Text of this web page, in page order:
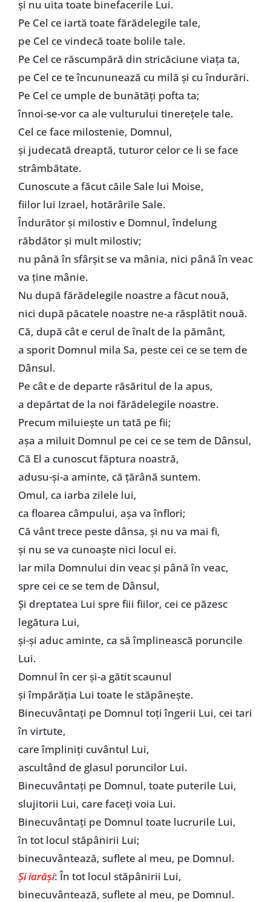
şi nu uita toate binefacerile Lui.
Pe Cel ce iartă toate fărădelegile tale,
pe Cel ce vindecă toate bolile tale.
Pe Cel ce răscumpără din stricăciune viaţa ta,
pe Cel ce te încununează cu milă şi cu îndurări.
Pe Cel ce umple de bunătăţi pofta ta;
înnoi-se-vor ca ale vulturului tinereţele tale.
Cel ce face milostenie, Domnul,
şi judecată dreaptă, tuturor celor ce li se face
strâmbătate.
Cunoscute a făcut căile Sale lui Moise,
fiilor lui Izrael, hotărârile Sale.
Îndurător şi milostiv e Domnul, îndelung
răbdător şi mult milostiv;
nu până în sfârşit se va mânia, nici până în veac
va ţine mânie.
Nu după fărădelegile noastre a făcut nouă,
nici după păcatele noastre ne-a răsplătit nouă.
Că, după cât e cerul de înalt de la pământ,
a sporit Domnul mila Sa, peste cei ce se tem de
Dânsul.
Pe cât e de departe răsăritul de la apus,
a depărtat de la noi fărădelegile noastre.
Precum miluieşte un tată pe fii;
aşa a miluit Domnul pe cei ce se tem de Dânsul,
Că El a cunoscut făptura noastră,
adusu-şi-a aminte, că ţărână suntem.
Omul, ca iarba zilele lui,
ca floarea câmpului, aşa va înflori;
Că vânt trece peste dânsa, şi nu va mai fi,
şi nu se va cunoaşte nici locul ei.
Iar mila Domnului din veac şi până în veac,
spre cei ce se tem de Dânsul,
Şi dreptatea Lui spre fiii fiilor, cei ce păzesc
legătura Lui,
şi-şi aduc aminte, ca să împlinească poruncile
Lui.
Domnul în cer şi-a gătit scaunul
şi împărăţia Lui toate le stăpâneşte.
Binecuvântaţi pe Domnul toţi îngerii Lui, cei tari
în virtute,
care împliniţi cuvântul Lui,
ascultând de glasul poruncilor Lui.
Binecuvântaţi pe Domnul, toate puterile Lui,
slujitorii Lui, care faceţi voia Lui.
Binecuvântaţi pe Domnul toate lucrurile Lui,
în tot locul stăpânirii Lui;
binecuvântează, suflete al meu, pe Domnul.
Şi iarăși: În tot locul stăpânirii Lui,
binecuvântează, suflete al meu, pe Domnul.